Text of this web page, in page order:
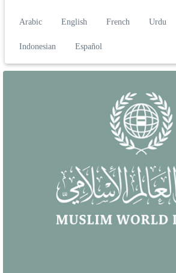
Arabic English French Urdu
Indonesian
Español